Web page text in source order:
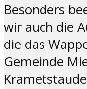
Besonders
wir auch die
die das
Gemeinde